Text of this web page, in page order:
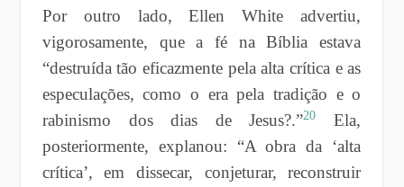
Por outro lado, Ellen White advertiu,
vigorosamente, que a fé na Bíblia estava
“destruída tão eficazmente pela alta crítica e as
especulações, como o era pela tradição e o
rabinismo dos dias de Jesus?.”20
Ela,
posteriormente, explanou: “A obra da ‘alta
crítica’, em dissecar, conjeturar, reconstruir